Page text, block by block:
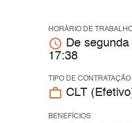
HORÁRIO DE
access_time De
17:38
TIPO DE CONTRATAÇÃO
work_outline CLT
BENEFÍCIOS